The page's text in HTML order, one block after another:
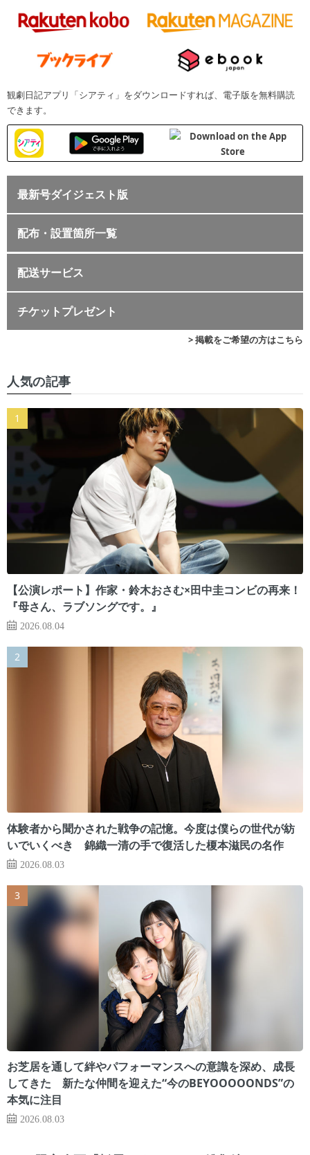
観劇日記アプリ「シアティ」をダウンロードすれば、電子版を無料購読
できます。
最新号ダイジェスト版
配布・設置箇所一覧
配送サービス
チケットプレゼント
> 掲載をご希望の方はこちら
人気の記事
【公演レポート】作家・鈴木おさむ×田中圭コンビの再来！
『母さん、ラブソングです。』
2026.08.04
体験者から聞かされた戦争の記憶。今度は僕らの世代が紡
いでいくべき 錦織一清の手で復活した榎本滋民の名作
2026.08.03
お芝居を通して絆やパフォーマンスへの意識を深め、成長
してきた 新たな仲間を迎えた“今のBEYOOOOONDS”の
本気に注目
2026.08.03